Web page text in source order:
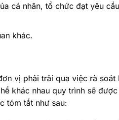
cá nhân, tổ chức đạt yêu
khác.
vị phải trải qua việc rà
khác nhau quy trình sẽ
tóm tắt như sau: